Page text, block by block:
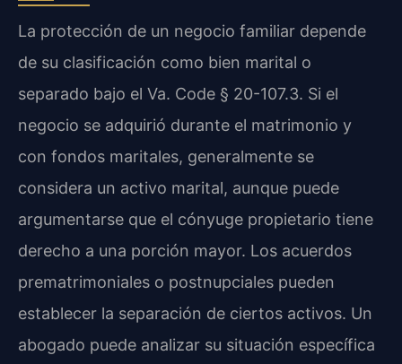
La protección de un negocio familiar depende
de su clasificación como bien marital o
separado bajo el Va. Code § 20-107.3. Si el
negocio se adquirió durante el matrimonio y
con fondos maritales, generalmente se
considera un activo marital, aunque puede
argumentarse que el cónyuge propietario tiene
derecho a una porción mayor. Los acuerdos
prematrimoniales o postnupciales pueden
establecer la separación de ciertos activos. Un
abogado puede analizar su situación específica